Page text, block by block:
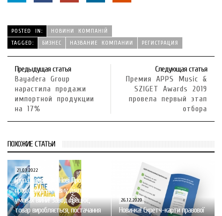
POSTED IN:
НОВИНИ КОМПАНІЙ
TAGGED:
БИЗНЕС НАЗВАНИЕ КОМПАНИИ РЕГИСТРАЦИЯ
Предыдущая статья
Bayadera Group
нарастила продажи
импортной продукции
на 17%
Следующая статья
Премия APPS Music &
SZIGET Awards 2019
провела первый этап
отбора
ПОХОЖИЕ СТАТЬИ
21.03.2022
Група Компаній «Нові Продукти»
продовжує активну діяльність в
умовах війни! Завод працює,
товар виробляється, постачання
26.12.2020
Новинка! Скретч-карти правової